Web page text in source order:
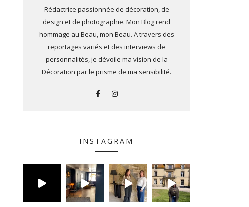
Rédactrice passionnée de décoration, de
design et de photographie. Mon Blog rend
hommage au Beau, mon Beau. A travers des
reportages variés et des interviews de
personnalités, je dévoile ma vision de la
Décoration par le prisme de ma sensibilité.
INSTAGRAM